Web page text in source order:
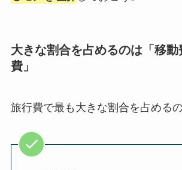
大きな割合を占めるのは「移
費」
旅行費で最も大きな割合を占める